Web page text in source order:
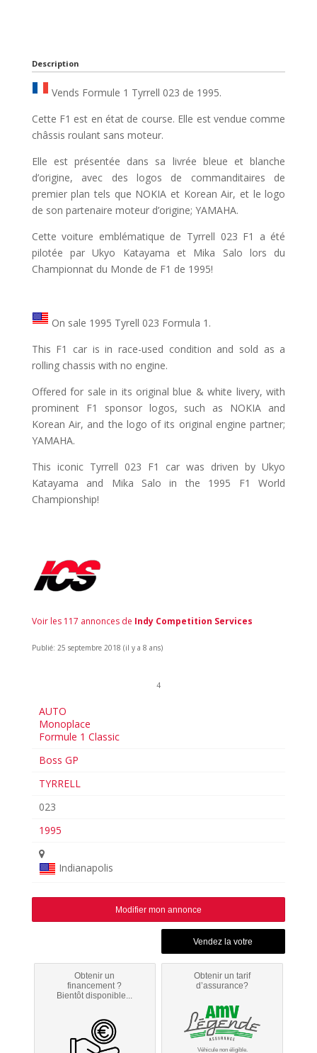
Description
Vends Formule 1 Tyrrell 023 de 1995.
Cette F1 est en état de course. Elle est vendue comme
châssis roulant sans moteur.
Elle est présentée dans sa livrée bleue et blanche
d’origine, avec des logos de commanditaires de
premier plan tels que NOKIA et Korean Air, et le logo
de son partenaire moteur d’origine; YAMAHA.
Cette voiture emblématique de Tyrrell 023 F1 a été
pilotée par Ukyo Katayama et Mika Salo lors du
Championnat du Monde de F1 de 1995!
On sale 1995 Tyrell 023 Formula 1.
This F1 car is in race-used condition and sold as a
rolling chassis with no engine.
Offered for sale in its original blue & white livery, with
prominent F1 sponsor logos, such as NOKIA and
Korean Air, and the logo of its original engine partner;
YAMAHA.
This iconic Tyrrell 023 F1 car was driven by Ukyo
Katayama and Mika Salo in the 1995 F1 World
Championship!
Voir les 117 annonces de Indy Competition Services
Publié: 25 septembre 2018 (il y a 8 ans)
4
AUTO
Monoplace
Formule 1 Classic
Boss GP
TYRRELL
023
1995
Indianapolis
Modifier mon annonce
Obtenir un
financement ?
Bientôt disponible...
Obtenir un tarif
d’assurance?
Véhicule non éligible.